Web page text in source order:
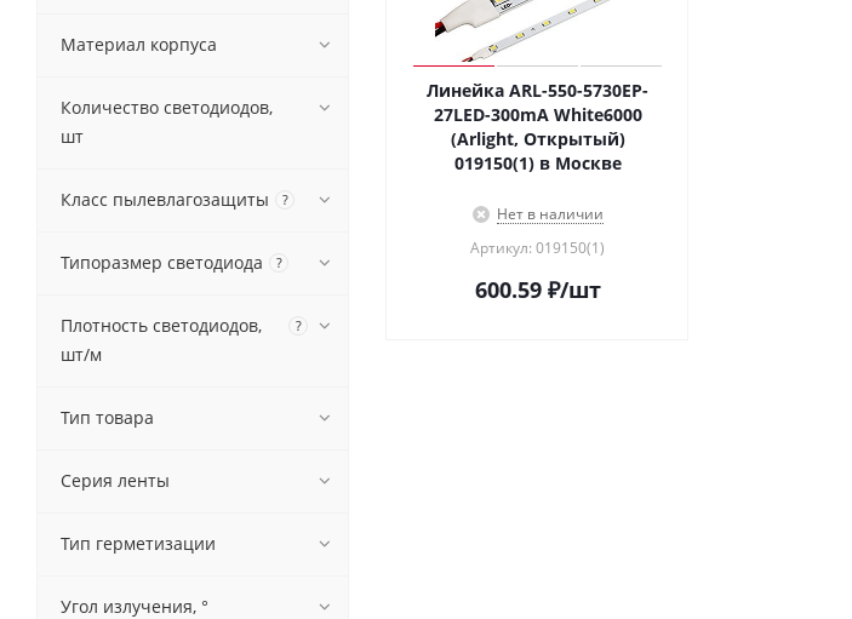
Линейка ARL-550-5730EP-
27LED-300mA White6000
(Arlight, Открытый)
019150(1) в Москве
Нет в наличии
Артикул: 019150(1)
600.59₽/шт
Материал корпуса
Количество светодиодов,
шт
Класс пылевлагозащиты ?
Типоразмер светодиода ?
Плотность светодиодов,
шт/м
?
Тип товара
Серия ленты
Тип герметизации
Угол излучения, °